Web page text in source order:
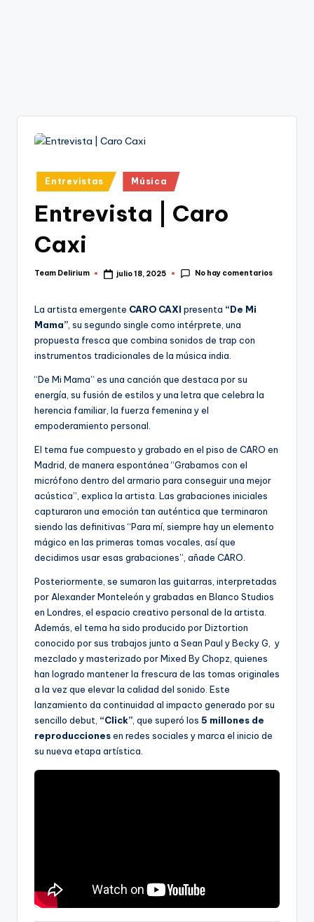
Publicado
en
Entrevistas Música
Entrevista | Caro
Caxi
Publicado
Team Delirium julio 18, 2025 No hay comentarios
La artista emergente CARO CAXI presenta “De Mi
Mama” , su segundo single como intérprete, una
propuesta fresca que combina sonidos de trap con
instrumentos tradicionales de la música india.
“De Mi Mama” es una canción que destaca por su
energía, su fusión de estilos y una letra que celebra la
herencia familiar, la fuerza femenina y el
empoderamiento personal.
El tema fue compuesto y grabado en el piso de CARO en
Madrid, de manera espontánea “Grabamos con el
micrófono dentro del armario para conseguir una mejor
acústica”, explica la artista. Las grabaciones iniciales
capturaron una emoción tan auténtica que terminaron
siendo las definitivas “Para mí, siempre hay un elemento
mágico en las primeras tomas vocales, así que
decidimos usar esas grabaciones”, añade CARO.
Posteriormente, se sumaron las guitarras, interpretadas
por Alexander Monteleón y grabadas en Blanco Studios
en Londres, el espacio creativo personal de la artista.
Además, el tema ha sido producido por Diztortion
conocido por sus trabajos junto a Sean Paul y Becky G, y
mezclado y masterizado por Mixed By Chopz, quienes
han logrado mantener la frescura de las tomas originales
a la vez que elevar la calidad del sonido. Este
lanzamiento da continuidad al impacto generado por su
sencillo debut, “Click” , que superó los 5 millones de
reproduccionesen redes sociales y marca el inicio de
su nueva etapa artística.